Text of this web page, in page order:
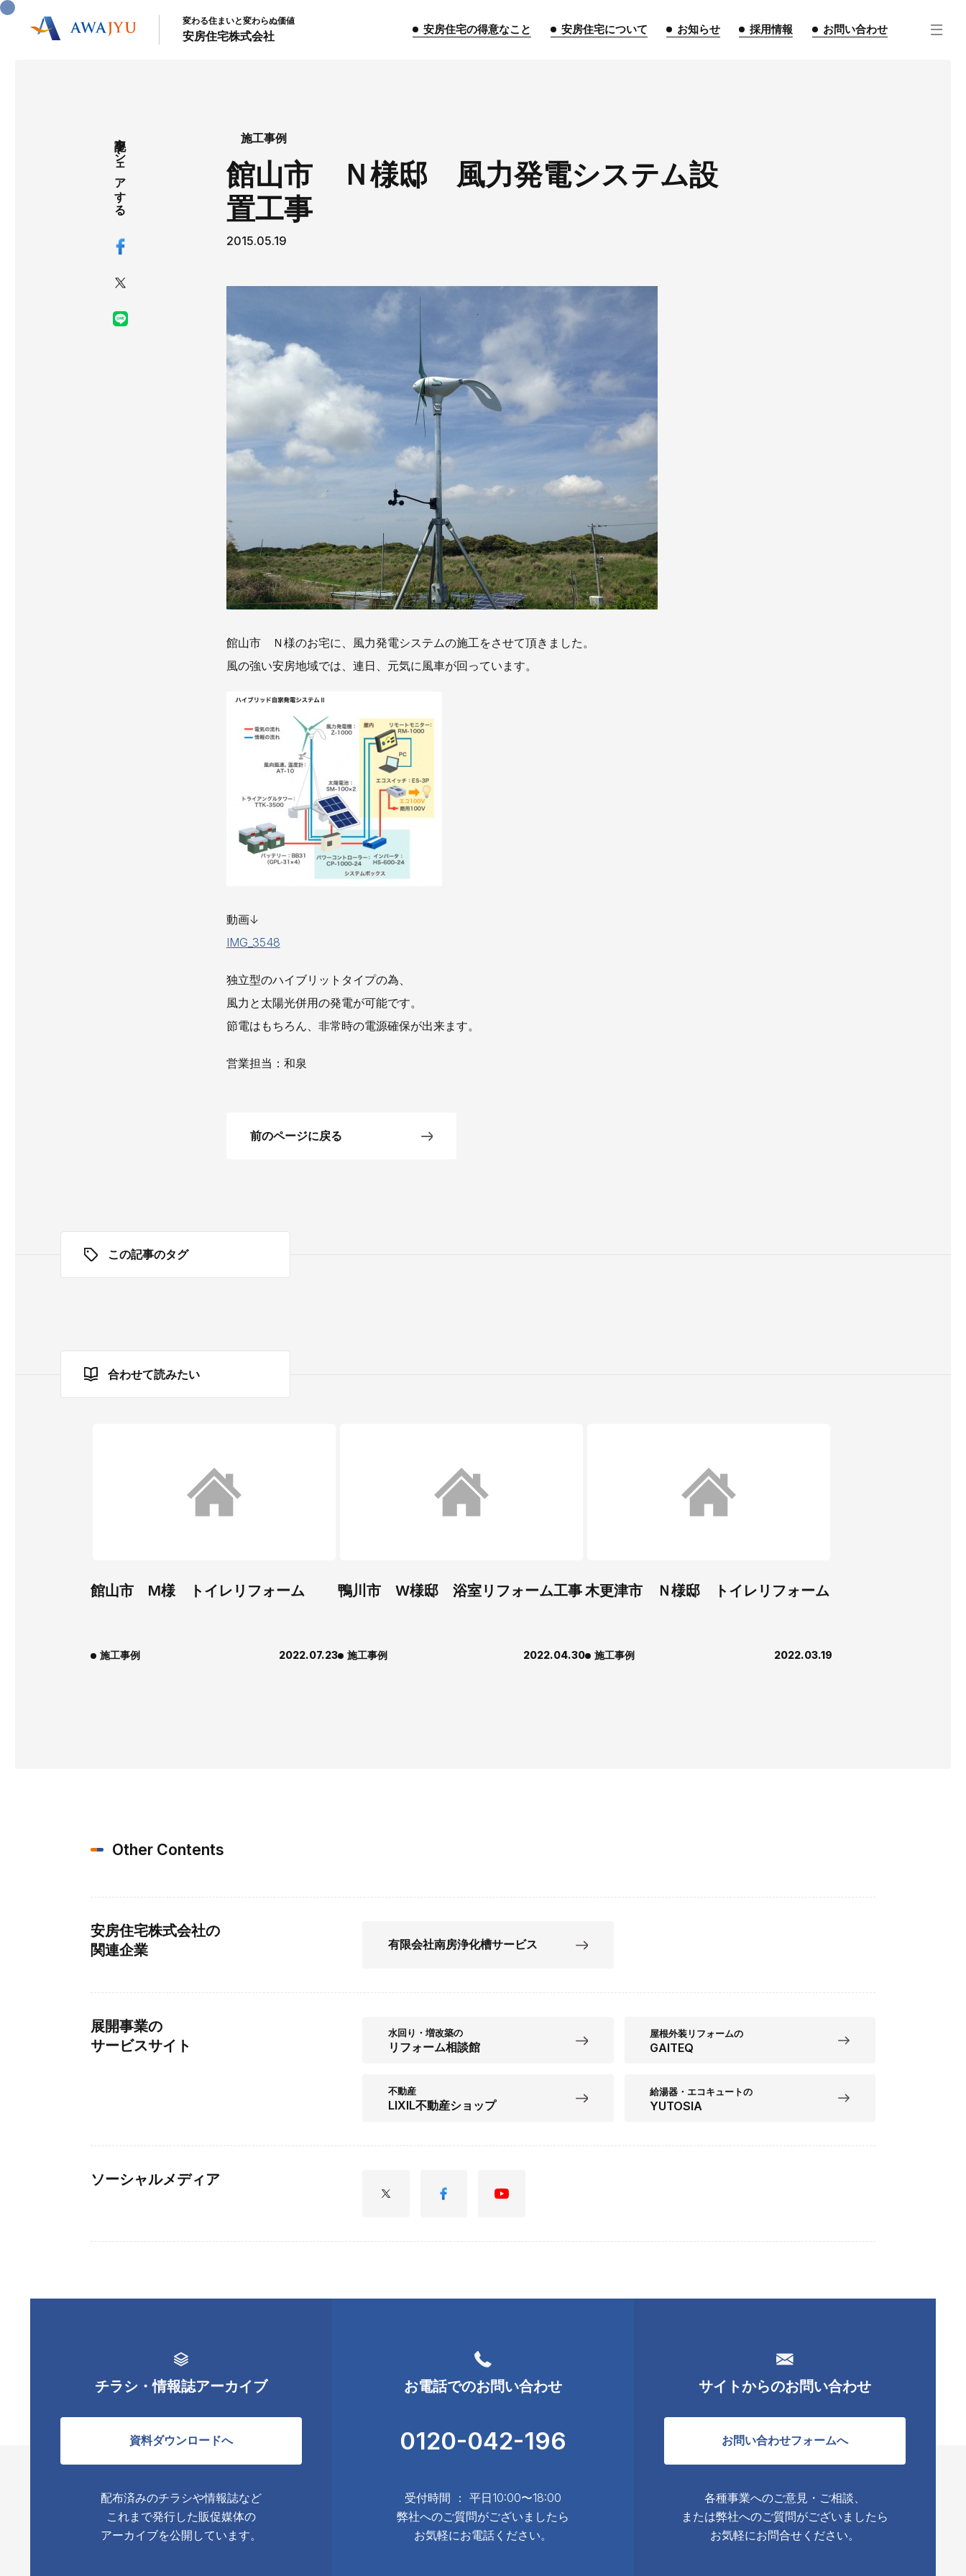
安房住宅の得意なこと
企業情報
お知らせ
社長ブログ イベント
安房住まいる
大型工事施工事例
採用情報
新卒・第二新卒採用 アルバイト採用
協力会社募集
お問い合わせ
変わる住まいと変わらぬ価値
安房住宅株式会社 安房住宅の得意なこと 安房住宅について お知らせ 採用情報 お問い合わせ
記事をシェアする 施工事例
館山市 Ｎ様邸 風力発電システム設
置工事
2015.05.19
館山市 Ｎ様のお宅に、風力発電システムの施工をさせて頂きました。
風の強い安房地域では、連日、元気に風車が回っています。
動画↓
IMG_3548
独立型のハイブリットタイプの為、
風力と太陽光併用の発電が可能です。
節電はもちろん、非常時の電源確保が出来ます。
営業担当：和泉
前のページに戻る
この記事のタグ
合わせて読みたい
館山市 M様 トイレリフォーム
施工事例 2022.07.23
鴨川市 W様邸 浴室リフォーム工事
施工事例 2022.04.30
木更津市 Ｎ様邸 トイレリフォーム
施工事例 2022.03.19
Other Contents
安房住宅株式会社の
関連企業
有限会社南房浄化槽サービス
展開事業の
サービスサイト
水回り・増改築の
リフォーム相談館
屋根外装リフォームの
GAITEQ
不動産
LIXIL不動産ショップ
給湯器・エコキュートの
YUTOSIA
ソーシャルメディア
チラシ・情報誌アーカイブ
資料ダウンロードへ
配布済みのチラシや情報誌など
これまで発行した販促媒体の
アーカイブを公開しています。
お電話でのお問い合わせ
0120-042-196
受付時間 ： 平日10:00〜18:00
弊社へのご質問がございましたら
お気軽にお電話ください。
サイトからのお問い合わせ
お問い合わせフォームへ
各種事業へのご意見・ご相談、
または弊社へのご質問がございましたら
お気軽にお問合せください。